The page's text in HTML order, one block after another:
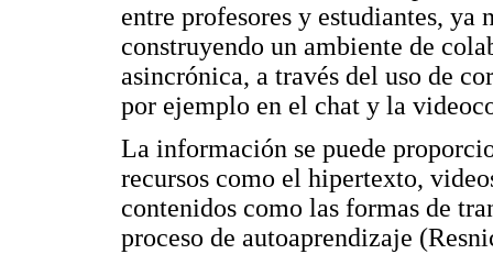
entre profesores y estudiantes,
construyendo un ambiente de
asincrónica, a través del uso de
por ejemplo en el chat y la
La información se puede
recursos como el hipertexto,
contenidos como las formas de
proceso de autoaprendizaje